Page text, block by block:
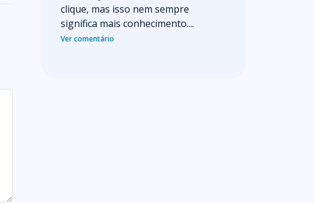
clique, mas isso nem sempre
significa mais conhecimento....
Ver comentário